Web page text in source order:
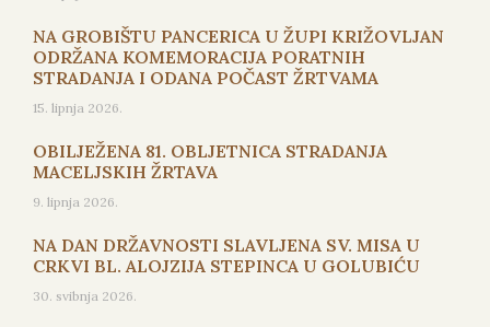
NA GROBIŠTU PANCERICA U ŽUPI KRIŽOVLJAN
ODRŽANA KOMEMORACIJA PORATNIH
STRADANJA I ODANA POČAST ŽRTVAMA
15. lipnja 2026.
OBILJEŽENA 81. OBLJETNICA STRADANJA
MACELJSKIH ŽRTAVA
9. lipnja 2026.
NA DAN DRŽAVNOSTI SLAVLJENA SV. MISA U
CRKVI BL. ALOJZIJA STEPINCA U GOLUBIĆU
30. svibnja 2026.